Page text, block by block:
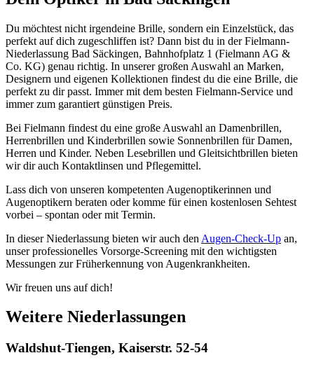
Du möchtest nicht irgendeine Brille, sondern ein Einzelstück, das
perfekt auf dich zugeschliffen ist? Dann bist du in der Fielmann-
Niederlassung Bad Säckingen, Bahnhofplatz 1 (Fielmann AG &
Co. KG) genau richtig. In unserer großen Auswahl an Marken,
Designern und eigenen Kollektionen findest du die eine Brille, die
perfekt zu dir passt. Immer mit dem besten Fielmann-Service und
immer zum garantiert günstigen Preis.
Bei Fielmann findest du eine große Auswahl an Damenbrillen,
Herrenbrillen und Kinderbrillen sowie Sonnenbrillen für Damen,
Herren und Kinder. Neben Lesebrillen und Gleitsichtbrillen bieten
wir dir auch Kontaktlinsen und Pflegemittel.
Lass dich von unseren kompetenten Augenoptikerinnen und
Augenoptikern beraten oder komme für einen kostenlosen Sehtest
vorbei – spontan oder mit Termin.
In dieser Niederlassung bieten wir auch den Augen-Check-Up an,
unser professionelles Vorsorge-Screening mit den wichtigsten
Messungen zur Früherkennung von Augenkrankheiten.
Wir freuen uns auf dich!
Weitere Niederlassungen
Waldshut-Tiengen, Kaiserstr. 52-54